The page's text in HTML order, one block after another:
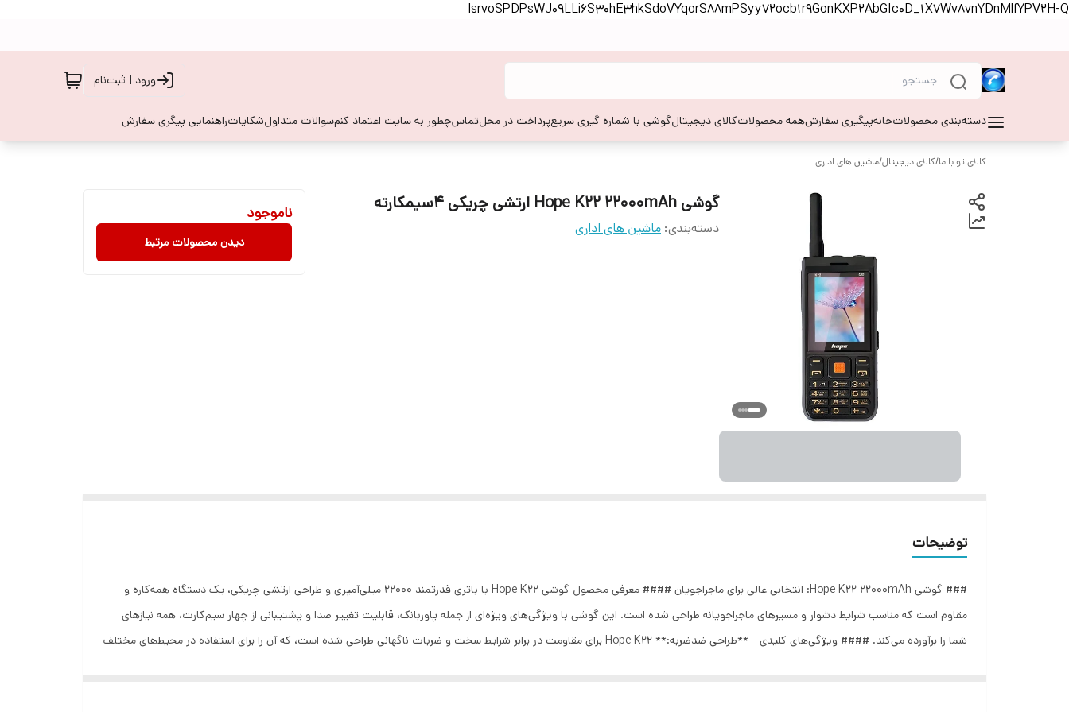
lsrvoSPDPsWJ09LLi6S30hE3hkSdoVYqorS88mPSyy72ocb1r9GonKXP2AbGIc0D_1X7Wv8vnYDnMlfYPV2H-Q
ورود | ثبت‌نام
دسته‌بندی محصولاتخانهپیگیری سفارشهمه محصولاتکالای دیجیتالگوشی با شماره گیری سریعپرداخت در محلتماسچطور به سایت اعتماد کنمسوالات متداولشکایاتراهنمایی پیگری سفارش
کالای تو با ما/کالای دیجیتال/ماشین های اداری
گوشی Hope K22 22000mAh ارتشی چریکی 4سیمکارته
دسته‌بندی: ماشین های اداری
ناموجود
دیدن محصولات مرتبط
توضیحات
### گوشی Hope K22 22000mAh: انتخابی عالی برای ماجراجویان #### معرفی محصول گوشی Hope K22 با باتری قدرتمند 22000 میلی‌آمپری و طراحی ارتشی چریکی، یک دستگاه همه‌کاره و
مقاوم است که مناسب شرایط دشوار و مسیرهای ماجراجویانه طراحی شده است. این گوشی با ویژگی‌های ویژه‌ای از جمله پاوربانک، قابلیت تغییر صدا و پشتیبانی از چهار سیم‌کارت، همه نیازهای
شما را برآورده می‌کند. #### ویژگی‌های کلیدی - **طراحی ضدضربه:** Hope K22 برای مقاومت در برابر شرایط سخت و ضربات ناگهانی طراحی شده است، که آن را برای استفاده در محیط‌های مختلف